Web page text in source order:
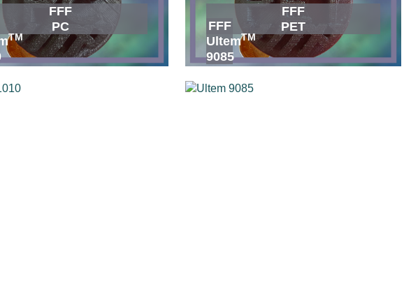
FFF
PC
FFF
PET
TM
FFF
UltemTM
9085